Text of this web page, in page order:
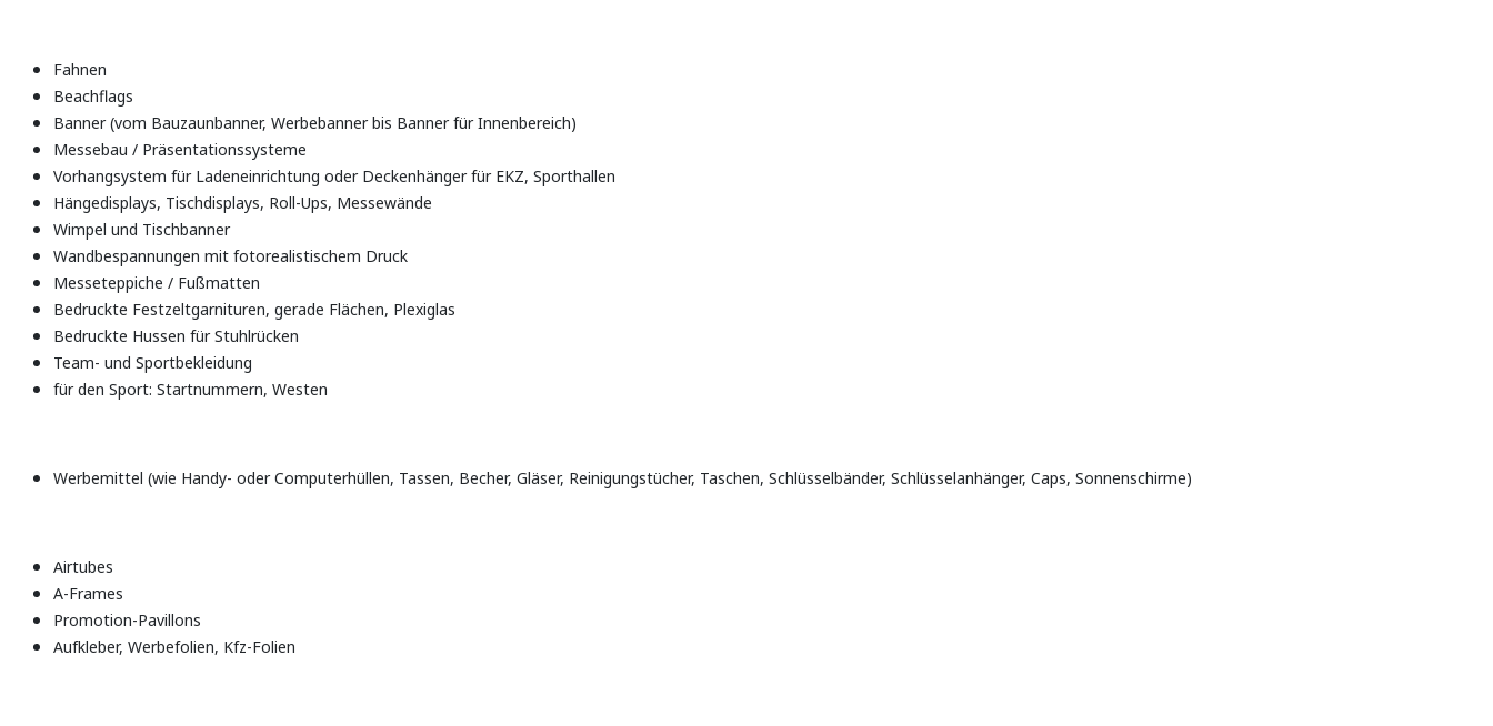
Fahnen
Beachflags
Banner (vom Bauzaunbanner, Werbebanner bis Banner für Innenbereich)
Messebau / Präsentationssysteme
Vorhangsystem für Ladeneinrichtung oder Deckenhänger für EKZ, Sporthallen
Hängedisplays, Tischdisplays, Roll-Ups, Messewände
Wimpel und Tischbanner
Wandbespannungen mit fotorealistischem Druck
Messeteppiche / Fußmatten
Bedruckte Festzeltgarnituren, gerade Flächen, Plexiglas
Bedruckte Hussen für Stuhlrücken
Team- und Sportbekleidung
für den Sport: Startnummern, Westen
Werbemittel (wie Handy- oder Computerhüllen, Tassen, Becher, Gläser, Reinigungstücher, Taschen, Schlüsselbänder, Schlüsselanhänger, Caps, Sonnenschirme)
Airtubes
A-Frames
Promotion-Pavillons
Aufkleber, Werbefolien, Kfz-Folien